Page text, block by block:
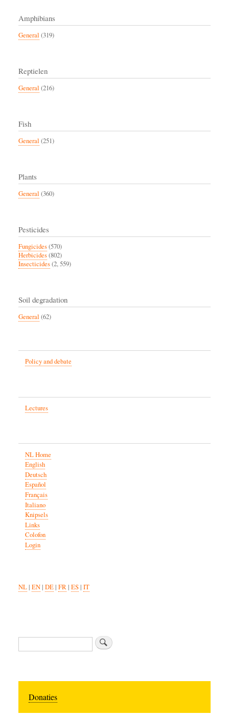
Amphibians
General (319)
Reptielen
General (216)
Fish
General (251)
Plants
General (360)
Pesticides
Fungicides(570)
Herbicides(802)
Insecticides(2, 559)
Soil degradation
General (62)
Policy and debate
Lectures
NL Home
English
Deutsch
Español
Français
Italiano
Knipsels
Links
Colofon
Login
NL| EN| DE| FR| ES| IT
Search
Donaties